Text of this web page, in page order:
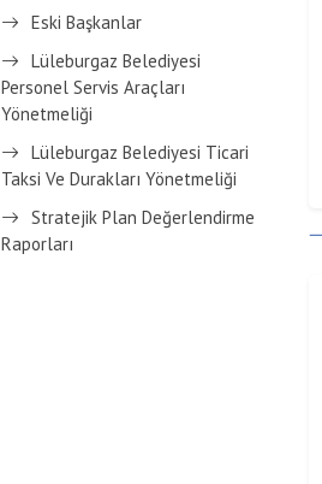
Eski Başkanlar
Lüleburgaz Belediyesi
Personel Servis Araçları
Yönetmeliği
Lüleburgaz Belediyesi Ticari
Taksi Ve Durakları Yönetmeliği
Stratejik Plan Değerlendirme
Raporları